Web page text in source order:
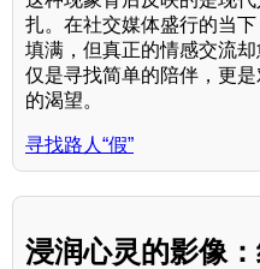
扎。在社交媒体盛行的当
填满，但真正的情感交流却
仅是寻找简单的陪伴，更
的渴望。
寻找路人“假”
浸润心灵的影像